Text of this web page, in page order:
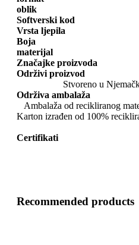
oblik
Softverski kod
Vrsta ljepila
Boja
materijal
Značajke proizvoda
Održivi proizvod
Stvoreno u
Održiva ambalaža
Ambalaža od recikliranog
Karton izrađen od 100%
Certifikati
Recommended products